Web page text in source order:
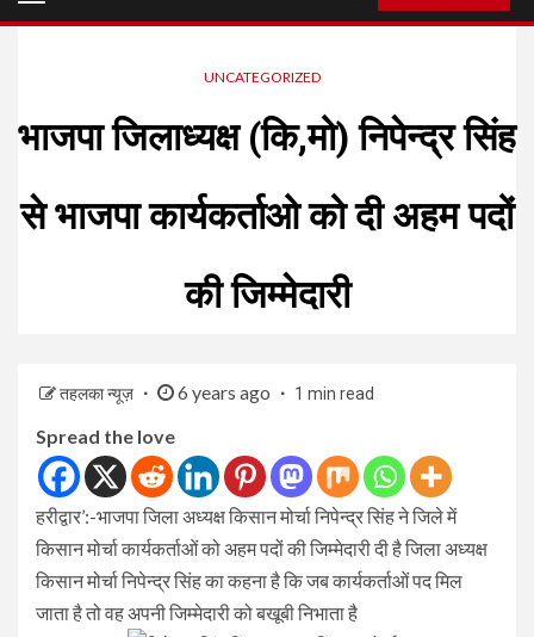
UNCATEGORIZED
भाजपा जिलाध्यक्ष (कि,मो) निपेन्द्र सिंह
से भाजपा कार्यकर्ताओ को दी अहम पदों
की जिम्मेदारी
तहलका न्यूज़ 6 years ago 1 min read
Spread the love
हरीद्वार’:-भाजपा जिला अध्यक्ष किसान मोर्चा निपेन्द्र सिंह ने जिले में
किसान मोर्चा कार्यकर्ताओं को अहम पदों की जिम्मेदारी दी है जिला अध्यक्ष
किसान मोर्चा निपेन्द्र सिंह का कहना है कि जब कार्यकर्ताओं पद मिल
जाता है तो वह अपनी जिम्मेदारी को बखूबी निभाता है